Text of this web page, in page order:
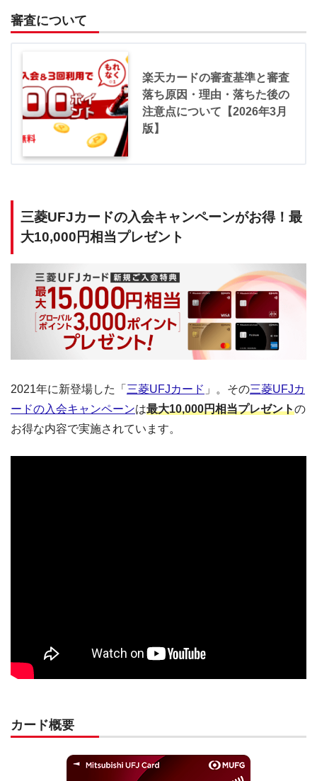
審査について
楽天カードの審査基準と審査
落ち原因・理由・落ちた後の
注意点について【2026年3月
版】
三菱UFJカードの入会キャンペーンがお得！最
大10,000円相当プレゼント
2021年に新登場した「 三菱UFJカード 」。その三菱UFJカ
ードの入会キャンペーンは最大10,000円相当プレゼントの
お得な内容で実施されています。
カード概要